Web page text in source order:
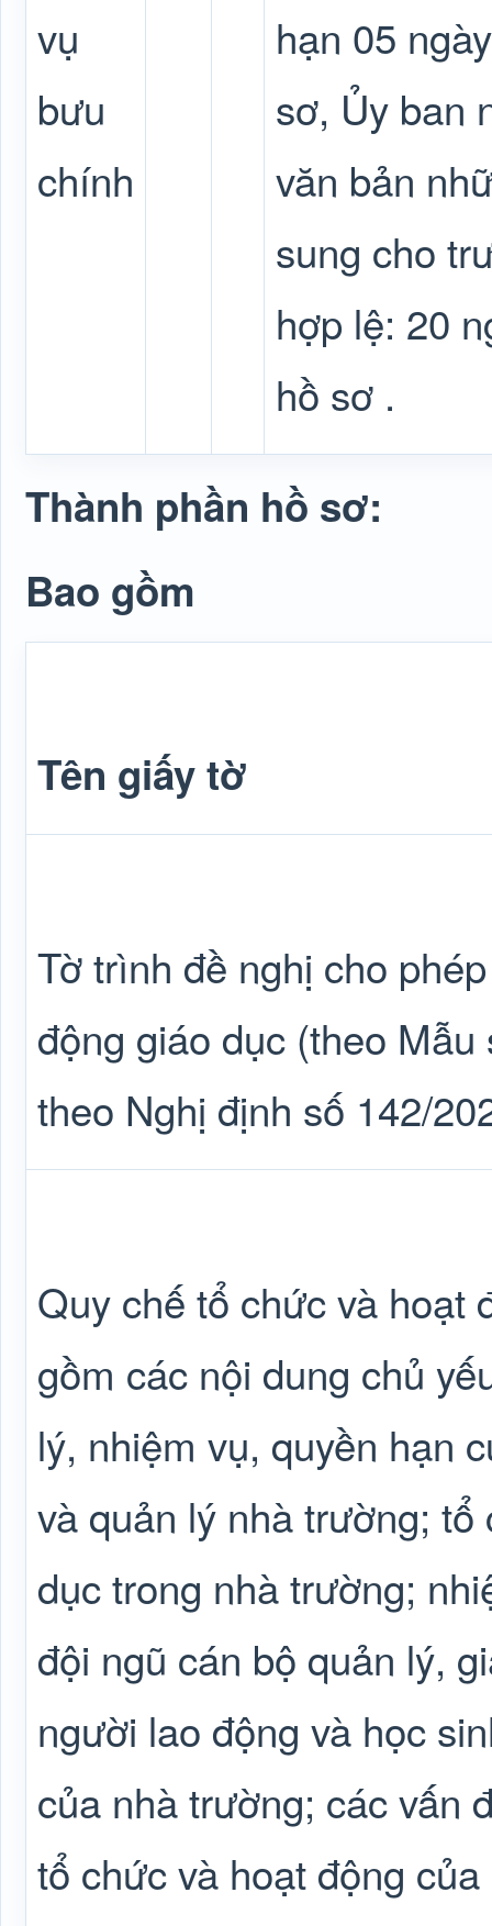
vụ
bưu
chính
hạn 05
sơ, Ủy ban
văn bản
sung cho
hợp lệ: 20
hồ sơ .
Thành phần hồ sơ:
Bao gồm
Tên giấy tờ
Tờ trình đề nghị cho
động giáo dục (theo
theo Nghị định số 142/
Quy chế tổ chức và hoạt
gồm các nội dung chủ
lý, nhiệm vụ, quyền hạn
và quản lý nhà trường;
dục trong nhà trường;
đội ngũ cán bộ quản lý,
người lao động và học
của nhà trường; các vấn
tổ chức và hoạt động